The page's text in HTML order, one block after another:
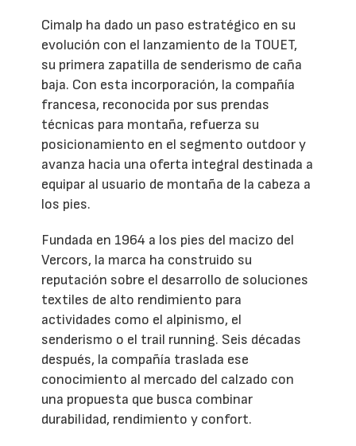
Cimalp ha dado un paso estratégico en su
evolución con el lanzamiento de la TOUET,
su primera zapatilla de senderismo de caña
baja. Con esta incorporación, la compañía
francesa, reconocida por sus prendas
técnicas para montaña, refuerza su
posicionamiento en el segmento outdoor y
avanza hacia una oferta integral destinada a
equipar al usuario de montaña de la cabeza a
los pies.
Fundada en 1964 a los pies del macizo del
Vercors, la marca ha construido su
reputación sobre el desarrollo de soluciones
textiles de alto rendimiento para
actividades como el alpinismo, el
senderismo o el trail running. Seis décadas
después, la compañía traslada ese
conocimiento al mercado del calzado con
una propuesta que busca combinar
durabilidad, rendimiento y confort.